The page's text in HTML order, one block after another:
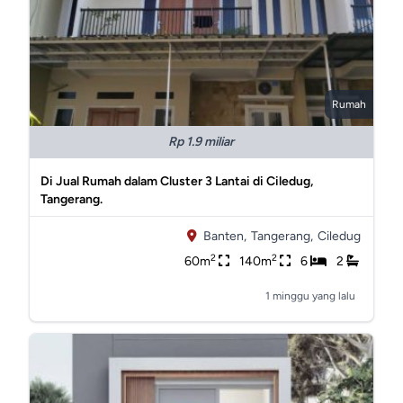
Rumah
Rp 1.9 miliar
Di Jual Rumah dalam Cluster 3 Lantai di Ciledug,
Tangerang.
Banten, Tangerang, Ciledug
60m2 140m2 6 2
1 minggu yang lalu